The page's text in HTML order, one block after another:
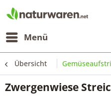
Menü
Übersicht
Zwergenwiese